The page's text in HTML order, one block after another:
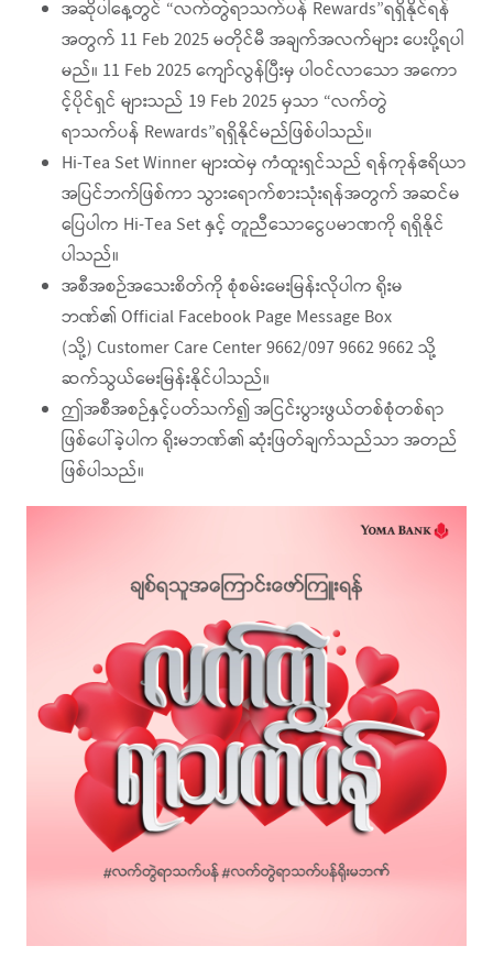
အဆိုပါနေ့တွင် “လက်တွဲရာသက်ပန် Rewards”ရရှိနိုင်ရန်
အတွက် 11 Feb 2025 မတိုင်မီ အချက်အလက်များ ပေးပို့ရပါ
မည်။ 11 Feb 2025 ကျော်လွန်ပြီးမှ ပါဝင်လာသော အကော
င့်ပိုင်ရှင် များသည် 19 Feb 2025 မှသာ “လက်တွဲ
ရာသက်ပန် Rewards”ရရှိနိုင်မည်ဖြစ်ပါသည်။
Hi-Tea Set Winner များထဲမှ ကံထူးရှင်သည် ရန်ကုန်ဧရိယာ
အပြင်ဘက်ဖြစ်ကာ သွားရောက်စားသုံးရန်အတွက် အဆင်မ
ပြေပါက Hi-Tea Set နှင့် တူညီသောငွေပမာဏကို ရရှိနိုင်
ပါသည်။
အစီအစဉ်အသေးစိတ်ကို စုံစမ်းမေးမြန်းလိုပါက ရိုးမ
ဘဏ်၏ Official Facebook Page Message Box
(သို့) Customer Care Center 9662/097 9662 9662 သို့
ဆက်သွယ်မေးမြန်းနိုင်ပါသည်။
ဤအစီအစဉ်နှင့်ပတ်သက်၍ အငြင်းပွားဖွယ်တစ်စုံတစ်ရာ
ဖြစ်ပေါ်ခဲ့ပါက ရိုးမဘဏ်၏ ဆုံးဖြတ်ချက်သည်သာ အတည်
ဖြစ်ပါသည်။